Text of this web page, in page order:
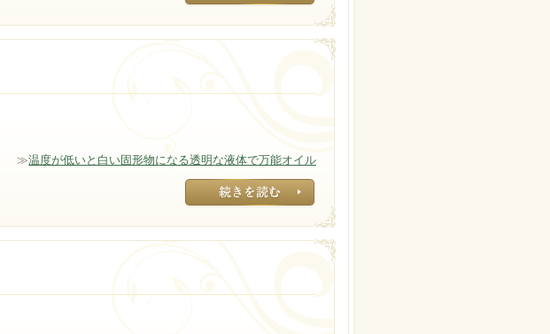
≫温度が低いと白い固形物になる透明な液体で万能オイル